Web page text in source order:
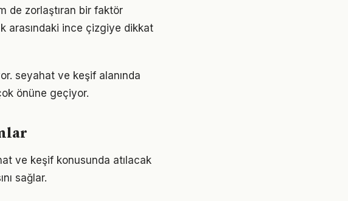
de zorlaştıran bir faktör
arasındaki ince çizgiye dikkat
seyahat ve keşif alanında
önüne geçiyor.
ve keşif konusunda atılacak
sağlar.